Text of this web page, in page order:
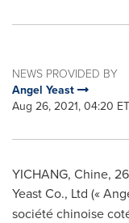
NEWS PROVIDED BY
Angel Yeast
Aug 26, 2021, 04:20 ET
YICHANG, Chine,
Yeast Co., Ltd («
société chinoise